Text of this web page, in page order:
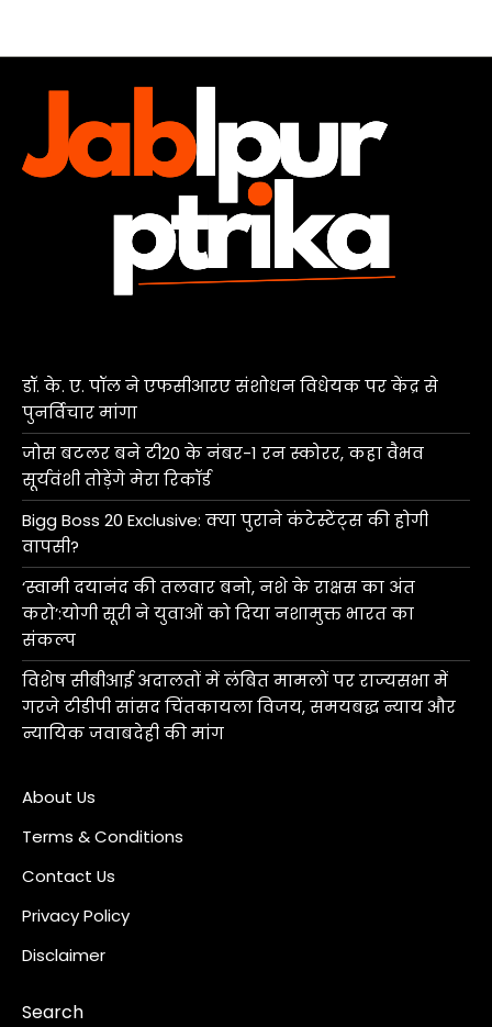
डॉ. के. ए. पॉल ने एफसीआरए संशोधन विधेयक पर केंद्र से
पुनर्विचार मांगा
जोस बटलर बने टी20 के नंबर-1 रन स्कोरर, कहा वैभव
सूर्यवंशी तोड़ेंगे मेरा रिकॉर्ड
Bigg Boss 20 Exclusive: क्या पुराने कंटेस्टेंट्स की होगी
वापसी?
‘स्वामी दयानंद की तलवार बनो, नशे के राक्षस का अंत
करो’:योगी सूरी ने युवाओं को दिया नशामुक्त भारत का
संकल्प
विशेष सीबीआई अदालतों में लंबित मामलों पर राज्यसभा में
गरजे टीडीपी सांसद चिंतकायला विजय, समयबद्ध न्याय और
न्यायिक जवाबदेही की मांग
About Us
Terms & Conditions
Contact Us
Privacy Policy
Disclaimer
Search